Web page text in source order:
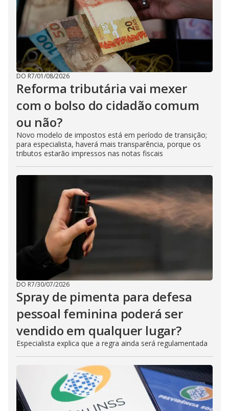
DO R7/01/08/2026
Reforma tributária vai mexer
com o bolso do cidadão comum
ou não?
Novo modelo de impostos está em período de transição;
para especialista, haverá mais transparência, porque os
tributos estarão impressos nas notas fiscais
DO R7/30/07/2026
Spray de pimenta para defesa
pessoal feminina poderá ser
vendido em qualquer lugar?
Especialista explica que a regra ainda será regulamentada